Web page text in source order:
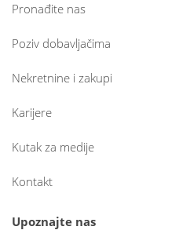
Pronađite nas
Poziv dobavljačima
Nekretnine i zakupi
Karijere
Kutak za medije
Kontakt
Upoznajte nas